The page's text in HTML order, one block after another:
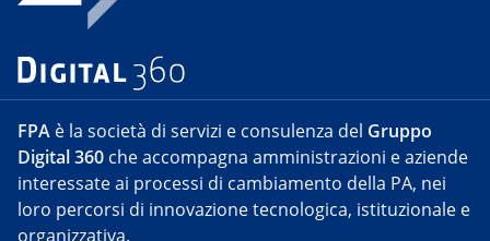
FPA è la società di servizi e consulenza del Gruppo
Digital 360 che accompagna amministrazioni e aziende
interessate ai processi di cambiamento della PA, nei
loro percorsi di innovazione tecnologica, istituzionale e
organizzativa.